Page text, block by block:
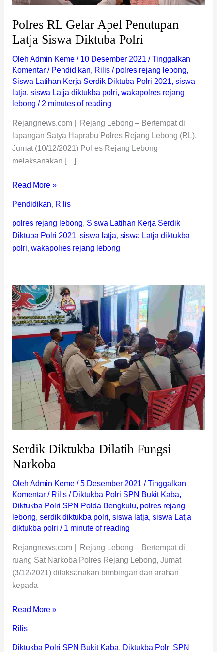
Polres RL Gelar Apel Penutupan
Latja Siswa Diktuba Polri
Oleh Admin Keme / 10 Desember 2021 / Tinggalkan
Komentar / Pendidikan, Rilis/ polres rejang lebong,
Siswa Latihan Kerja Serdik Diktuba Polri 2021, siswa
latja, siswa Latja diktukba polri, wakapolres rejang
lebong / 2 minutes of reading
Rejangnews.com || Rejang Lebong – Bertempat di
lapangan Satya Haprabu Polres Rejang Lebong (RL),
Jumat (10/12/2021) Polres Rejang Lebong
melaksanakan […]
Read More »
Pendidikan, Rilis
polres rejang lebong, Siswa Latihan Kerja Serdik
Diktuba Polri 2021, siswa latja, siswa Latja diktukba
polri, wakapolres rejang lebong
Serdik Diktukba Dilatih Fungsi
Narkoba
Oleh Admin Keme /5 Desember 2021 /Tinggalkan
Komentar / Rilis/ Diktukba Polri SPN Bukit Kaba,
Diktukba Polri SPN Polda Bengkulu, polres rejang
lebong, serdik diktukba polri, siswa latja, siswa Latja
diktukba polri / 1 minute of reading
Rejangnews.com || Rejang Lebong – Bertempat di
ruang Sat Narkoba Polres Rejang Lebong, Jumat
(3/12/2021) dilaksanakan bimbingan dan arahan
kepada
Serdik
Diktukba
Dilatih
Fungsi
Narkoba
Read More »
Rilis
Diktukba Polri SPN Bukit Kaba, Diktukba Polri SPN